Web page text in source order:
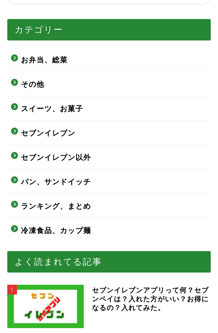
カテゴリー
お弁当、総菜
その他
スイーツ、お菓子
セブンイレブン
セブンイレブン以外
パン、サンドイッチ
ランキング、まとめ
冷凍食品、カップ麺
よく読まれてる記事
1
セブンイレブンアプリって何？セブ
ンペイは？入れた方がいい？お得に
なるの？入れてみた。